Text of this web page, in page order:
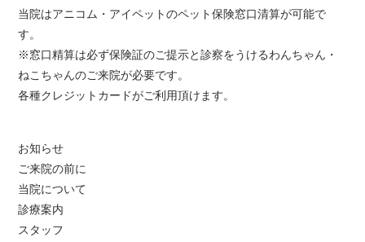
当院はアニコム・アイペットのペット保険窓口清算が可能で
す。
※窓口精算は必ず保険証のご提示と診察をうけるわんちゃん・
ねこちゃんのご来院が必要です。
各種クレジットカードがご利用頂けます。
お知らせ
ご来院の前に
当院について
診療案内
スタッフ